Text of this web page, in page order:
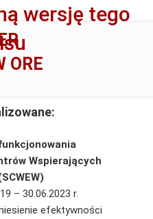
wersję tego
ORE
Wspierających
– 30.06.2023 r.
efektywności